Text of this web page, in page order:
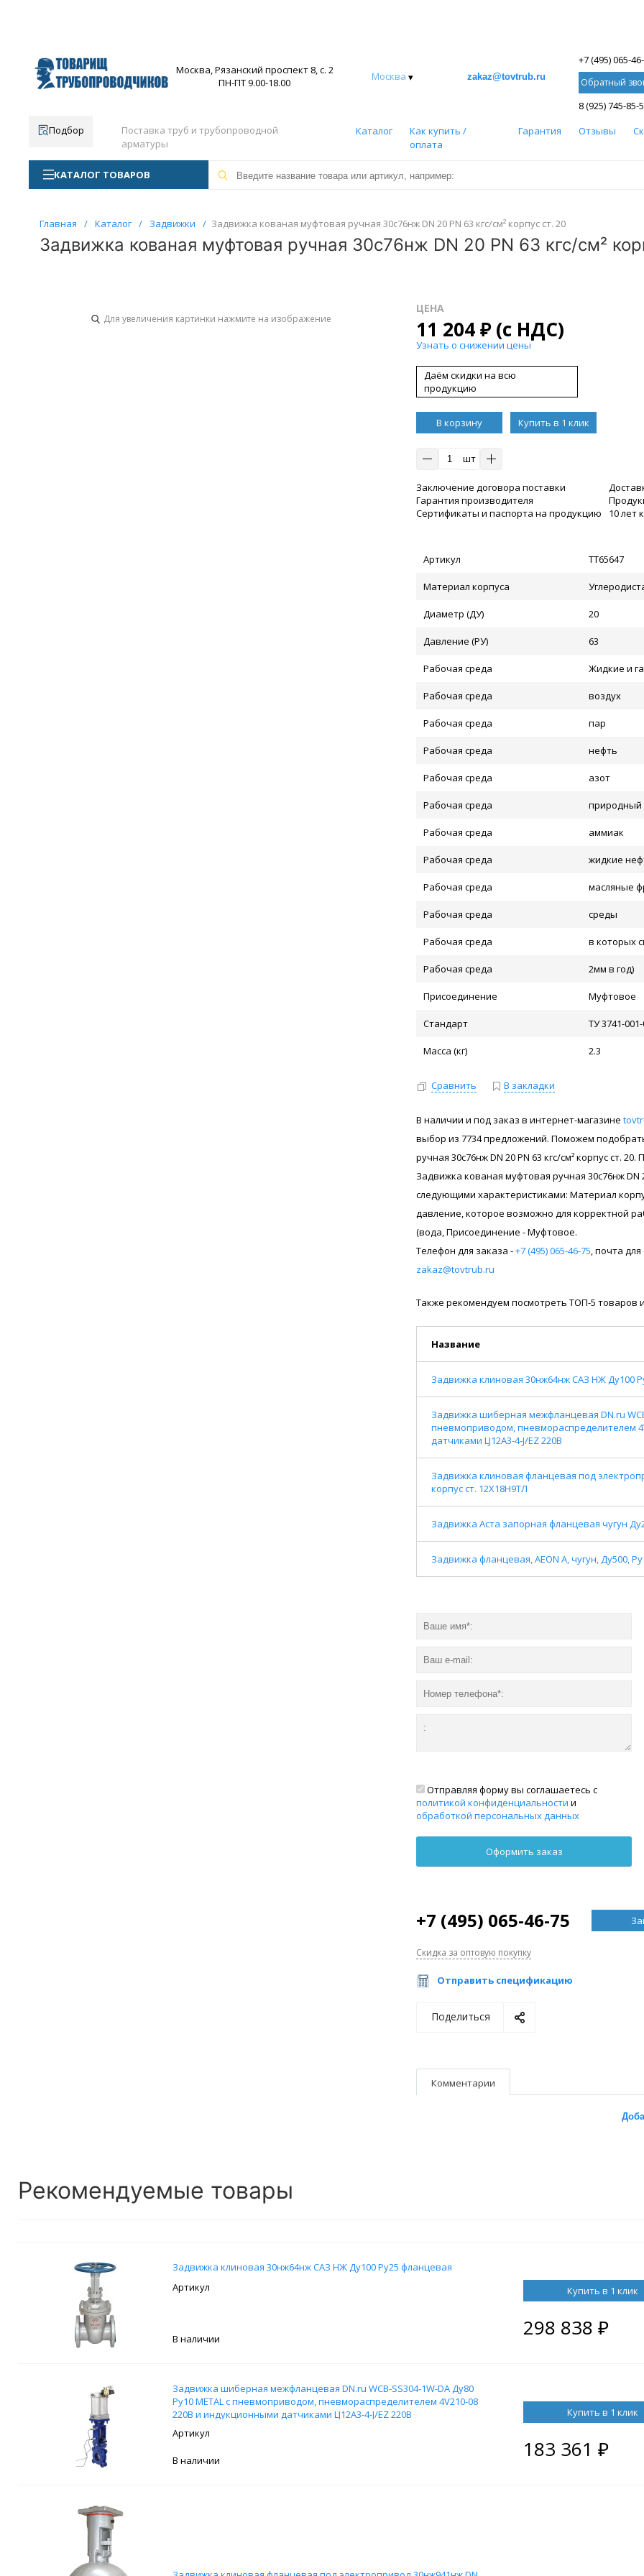
Москва, Рязанский проспект 8, с. 2
ПН-ПТ 9.00-18.00
Москва ▾ zakaz@tovtrub.ru
+7 (495) 065-
Обратный
8 (925) 745-85-
Подбор
Поставка труб и трубопроводной
арматуры
Каталог
Как купить /
оплата
Гарантия Отзывы
КАТАЛОГ ТОВАРОВ
Главная / Каталог / Задвижки / Задвижка кованая муфтовая ручная 30с76нж DN 20 PN 63 кгс/см² корпус ст. 20
Задвижка кованая муфтовая ручная 30с76нж DN 20 PN 63 кгс/см²
Для увеличения картинки нажмите на изображение
ЦЕНА
11 204₽(с НДС)
Узнать о снижении цены
Даём скидки на всю
продукцию
В корзину Купить в 1 клик
шт
Заключение договора поставки
Гарантия производителя
Сертификаты и паспорта на продукцию
10 лет
Артикул ТТ65647
Материал корпуса
Диаметр (ДУ) 20
Давление (РУ) 63
Рабочая среда Жидкие и
Рабочая среда воздух
Рабочая среда пар
Рабочая среда нефть
Рабочая среда азот
Рабочая среда природный
Рабочая среда аммиак
Рабочая среда жидкие
Рабочая среда масляные
Рабочая среда среды
Рабочая среда в которых
Рабочая среда 2мм в год)
Присоединение Муфтовое
Стандарт ТУ 3741-
Масса (кг) 2.3
Сравнить В закладки
В наличии и под заказ в интернет-магазине
выбор из 7734 предложений. Поможем
ручная 30с76нж DN 20 PN 63 кгс/см² корпус ст.
Задвижка кованая муфтовая ручная 30с76нж DN
следующими характеристиками: Материал
давление, которое возможно для корректной
(вода, Присоединение - Муфтовое.
Телефон для заказа -+7 (495) 065-46-75 , почта
zakaz@tovtrub.ru
Также рекомендуем посмотреть ТОП-5 товаров
Название
Задвижка клиновая 30нж64нж САЗ НЖ Ду100
Задвижка шиберная межфланцевая DN.ru
пневмоприводом, пневмораспределителем
датчиками LJ12A3-4-J/EZ 220B
Задвижка клиновая фланцевая под
корпус ст. 12Х18Н9ТЛ
Задвижка Аста запорная фланцевая чугун
Задвижка фланцевая, AEON A, чугун, Ду500,
Отправляя форму вы соглашаетесь с
политикой конфиденциальности и
обработкой персональных данных
+7 (495) 065-46-75
Скидка за оптовую покупку
Отправить спецификацию
Поделиться
Комментарии
Рекомендуемые товары
Задвижка клиновая 30нж64нж САЗ НЖ Ду100 Ру25 фланцевая
В наличии
Купить в 1 клик
298 838₽
Задвижка шиберная межфланцевая DN.ru WCB-SS304-1W-DA Ду80
Ру10 METAL с пневмоприводом, пневмораспределителем 4V210-08
220В и индукционными датчиками LJ12A3-4-J/EZ 220B
В наличии
Купить в 1 клик
183 361₽